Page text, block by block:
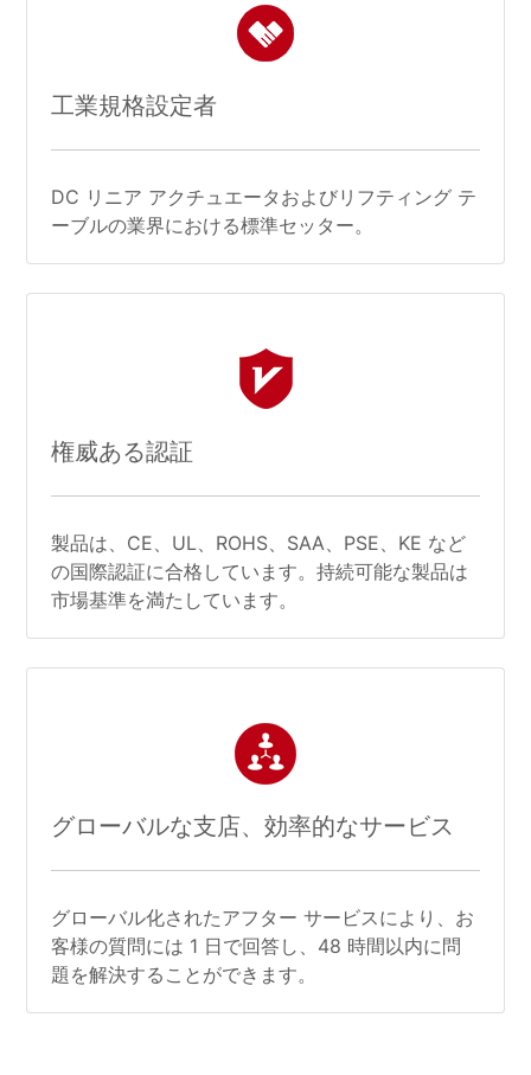
工業規格設定者
DC リニア アクチュエータおよびリフティング テ
ーブルの業界における標準セッター。
権威ある認証
製品は、CE、UL、ROHS、SAA、PSE、KE など
の国際認証に合格しています。持続可能な製品は
市場基準を満たしています。
グローバルな支店、効率的なサービス
グローバル化されたアフター サービスにより、お
客様の質問には 1 日で回答し、48 時間以内に問
題を解決することができます。